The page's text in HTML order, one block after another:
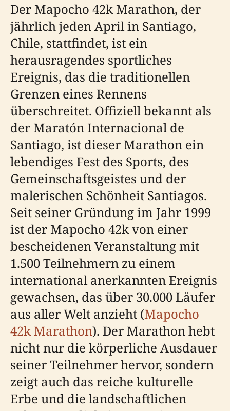
Der Mapocho 42k Marathon, der
jährlich jeden April in Santiago,
Chile, stattfindet, ist ein
herausragendes sportliches
Ereignis, das die traditionellen
Grenzen eines Rennens
überschreitet. Offiziell bekannt als
der Maratón Internacional de
Santiago, ist dieser Marathon ein
lebendiges Fest des Sports, des
Gemeinschaftsgeistes und der
malerischen Schönheit Santiagos.
Seit seiner Gründung im Jahr 1999
ist der Mapocho 42k von einer
bescheidenen Veranstaltung mit
1.500 Teilnehmern zu einem
international anerkannten Ereignis
gewachsen, das über 30.000 Läufer
aus aller Welt anzieht (Mapocho
42k Marathon). Der Marathon hebt
nicht nur die körperliche Ausdauer
seiner Teilnehmer hervor, sondern
zeigt auch das reiche kulturelle
Erbe und die landschaftlichen